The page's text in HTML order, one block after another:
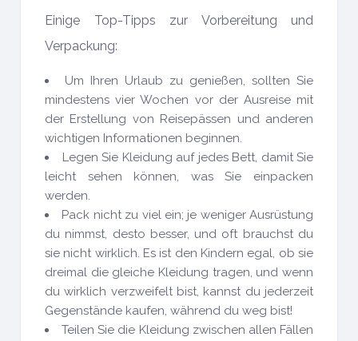
Einige Top-Tipps zur Vorbereitung und
Verpackung:
Um Ihren Urlaub zu genießen, sollten Sie
mindestens vier Wochen vor der Ausreise mit
der Erstellung von Reisepässen und anderen
wichtigen Informationen beginnen.
Legen Sie Kleidung auf jedes Bett, damit Sie
leicht sehen können, was Sie einpacken
werden.
Pack nicht zu viel ein; je weniger Ausrüstung
du nimmst, desto besser, und oft brauchst du
sie nicht wirklich. Es ist den Kindern egal, ob sie
dreimal die gleiche Kleidung tragen, und wenn
du wirklich verzweifelt bist, kannst du jederzeit
Gegenstände kaufen, während du weg bist!
Teilen Sie die Kleidung zwischen allen Fällen